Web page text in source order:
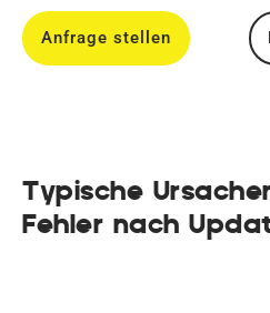
Anfrage stellen
Typische
Fehler nach